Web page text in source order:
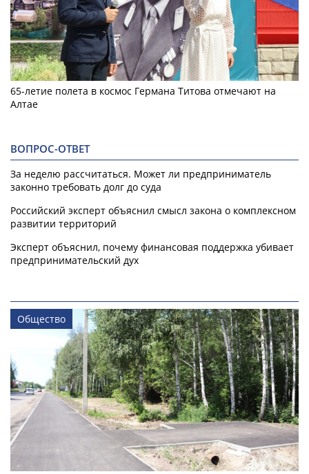
65-летие полета в космос Германа Титова отмечают на
Алтае
ВОПРОС-ОТВЕТ
За неделю рассчитаться. Может ли предприниматель
законно требовать долг до суда
Российский эксперт объяснил смысл закона о комплексном
развитии территорий
Эксперт объяснил, почему финансовая поддержка убивает
предпринимательский дух
Общество